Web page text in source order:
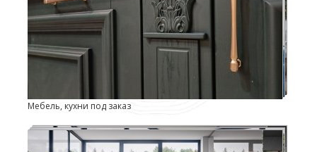
Мебель, кухни под заказ